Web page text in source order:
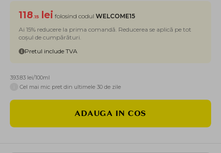
118 .15 lei folosind codul WELCOME15
Ai 15% reducere la prima comandă. Reducerea se aplică pe tot
coșul de cumpărături.
Pretul include TVA
393.83 lei/100ml
Cel mai mic pret din ultimele 30 de zile
ADAUGA IN COS